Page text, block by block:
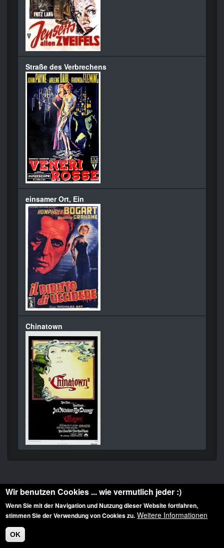
Straße des Verbrechens
einsamer Ort, Ein
Chinatown
Diese Website ist urheberrechtlich geschützt: © 2010-2026 der Film Noir de. Alle
Rechte vorbehalten.
Wir benutzen Cookies ... wie vermutlich jeder :)
Wenn Sie mit der Navigation und Nutzung dieser Website fortfahren,
stimmen Sie der Verwendung von Cookies zu. Weitere Informationen
OK